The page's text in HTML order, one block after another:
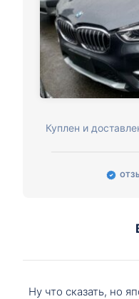
Куплен и
Ну что сказать, но